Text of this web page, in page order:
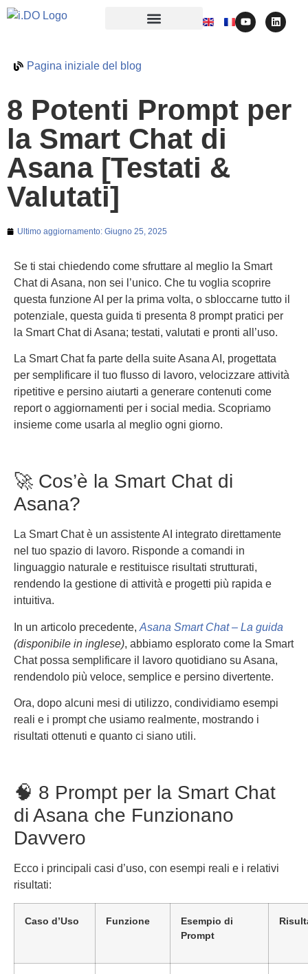
Pagina iniziale del blog
8 Potenti Prompt per
la Smart Chat di
Asana [Testati &
Valutati]
Ultimo aggiornamento: Giugno 25, 2025
Se ti stai chiedendo come sfruttare al meglio la Smart
Chat di Asana, non sei l’unico. Che tu voglia scoprire
questa funzione AI per la prima volta, o sbloccarne tutto il
potenziale, questa guida ti presenta 8 prompt pratici per
la Smart Chat di Asana; testati, valutati e pronti all’uso.
La Smart Chat fa parte della suite Asana AI, progettata
per semplificare il tuo flusso di lavoro, velocizzare attività
ripetitive e persino aiutarti a generare contenuti come
report o aggiornamenti per i social media. Scopriamo
insieme come usarla al meglio ogni giorno.
🚀 Cos’è la Smart Chat di
Asana?
La Smart Chat è un assistente AI integrato direttamente
nel tuo spazio di lavoro. Risponde a comandi in
linguaggio naturale e restituisce risultati strutturati,
rendendo la gestione di attività e progetti più rapida e
intuitiva.
In un articolo precedente, Asana Smart Chat – La guida
(disponibile in inglese), abbiamo esplorato come la Smart
Chat possa semplificare il lavoro quotidiano su Asana,
rendendolo più veloce, semplice e persino divertente.
Ora, dopo alcuni mesi di utilizzo, condividiamo esempi
reali e i prompt che usiamo realmente, mostrando i
risultati ottenuti e quanto ci siano utili.
🧠 8 Prompt per la Smart Chat
di Asana che Funzionano
Davvero
Ecco i principali casi d’uso, con esempi reali e i relativi
risultati:
Caso d’Uso Funzione
Esempio di
Prompt